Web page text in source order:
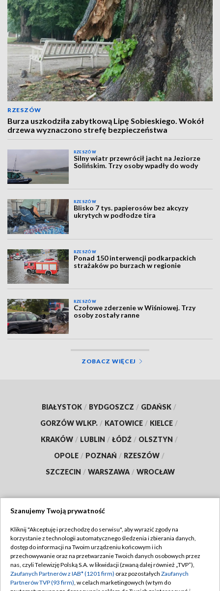
RZESZÓW
Burza uszkodziła zabytkową Lipę Sobieskiego. Wokół
drzewa wyznaczono strefę bezpieczeństwa
RZESZÓW
Silny wiatr przewrócił jacht na Jeziorze
Solińskim. Trzy osoby wpadły do wody
RZESZÓW
Blisko 7 tys. papierosów bez akcyzy
ukrytych w podłodze tira
RZESZÓW
Ponad 150 interwencji podkarpackich
strażaków po burzach w regionie
RZESZÓW
Czołowe zderzenie w Wiśniowej. Trzy
osoby zostały ranne
ZOBACZ WIĘCEJ
BIAŁYSTOK / BYDGOSZCZ / GDAŃSK /
GORZÓW WLKP. / KATOWICE / KIELCE /
KRAKÓW / LUBLIN / ŁÓDŹ / OLSZTYN /
OPOLE / POZNAŃ / RZESZÓW /
SZCZECIN / WARSZAWA / WROCŁAW
TVP
Abonament TVP
Emisja w TVP
Centrum informacji TVP
Regulamin TVP
Polityka prywatności
Szanujemy Twoją prywatność
Kliknij "Akceptuję i przechodzę do serwisu", aby wyrazić zgody na
korzystanie z technologii automatycznego śledzenia i zbierania danych,
dostęp do informacji na Twoim urządzeniu końcowym i ich
przechowywanie oraz na przetwarzanie Twoich danych osobowych przez
nas, czyli Telewizję Polską S.A. w likwidacji (zwaną dalej również „TVP”),
Zaufanych Partnerów z IAB* (1201 firm) oraz pozostałych Zaufanych
Partnerów TVP (93 firm), w celach marketingowych (w tym do